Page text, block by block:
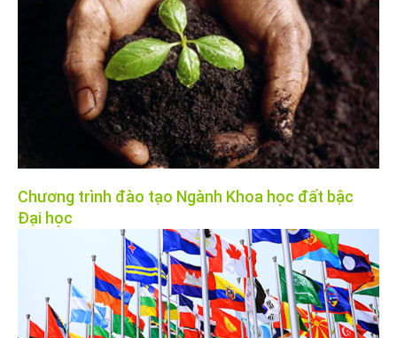
Chương trình đào tạo Ngành Khoa học đất bậc
Đại học